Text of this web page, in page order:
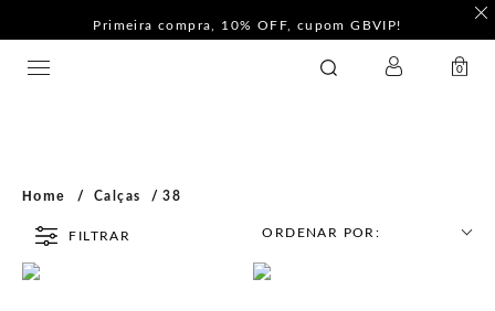
Primeira compra, 10% OFF, cupom GBVIP!
0
Home Calças 38
FILTRAR ORDENAR POR: